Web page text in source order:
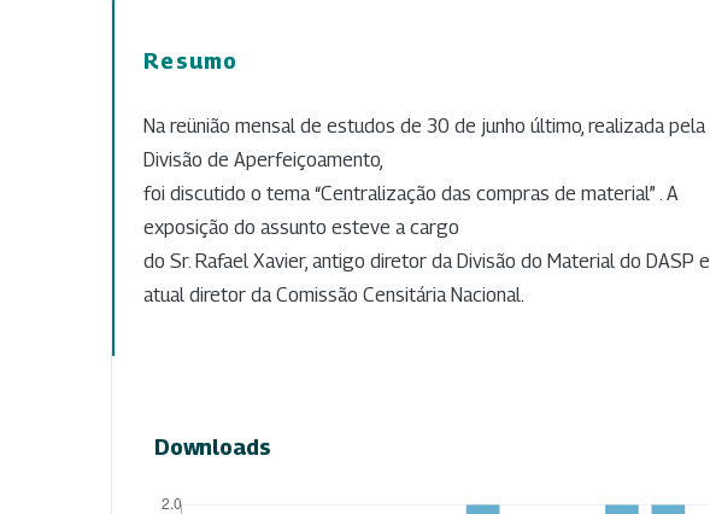
Resumo
Na reünião mensal de estudos de 30 de junho último, realizada pela
Divisão de Aperfeiçoamento,
foi discutido o tema “Centralização das compras de material” . A
exposição do assunto esteve a cargo
do Sr. Rafael Xavier, antigo diretor da Divisão do Material do DASP e
atual diretor da Comissão Censitária Nacional.
Downloads